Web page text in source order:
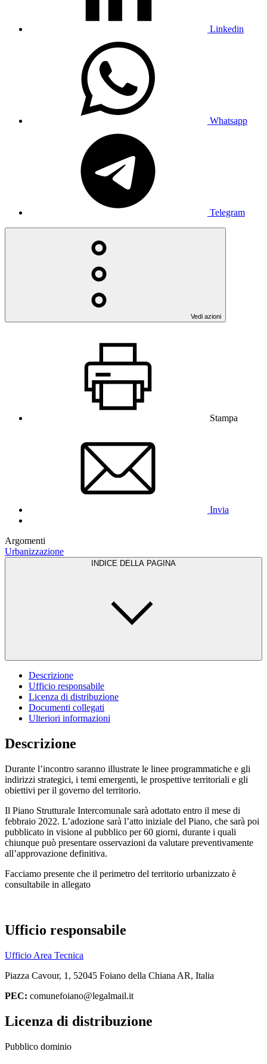
Linkedin
Whatsapp
Telegram
Vedi azioni
Stampa
Invia
Argomenti
Urbanizzazione
INDICE DELLA PAGINA
Descrizione
Ufficio responsabile
Licenza di distribuzione
Documenti collegati
Ulteriori informazioni
Descrizione
Durante l’incontro saranno illustrate le linee programmatiche e gli
indirizzi strategici, i temi emergenti, le prospettive territoriali e gli
obiettivi per il governo del territorio.
Il Piano Strutturale Intercomunale sarà adottato entro il mese di
febbraio 2022. L’adozione sarà l’atto iniziale del Piano, che sarà poi
pubblicato in visione al pubblico per 60 giorni, durante i quali
chiunque può presentare osservazioni da valutare preventivamente
all’approvazione definitiva.
Facciamo presente che il perimetro del territorio urbanizzato è
consultabile in allegato
Ufficio responsabile
Ufficio Area Tecnica
Piazza Cavour, 1, 52045 Foiano della Chiana AR, Italia
PEC: comunefoiano@legalmail.it
Licenza di distribuzione
Pubblico dominio